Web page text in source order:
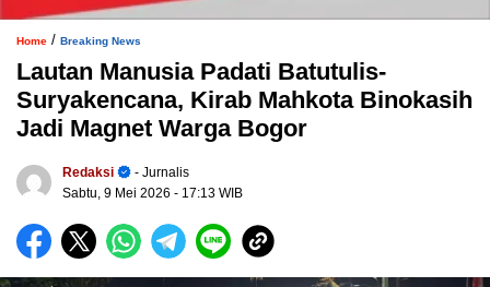
Home / Breaking News
Lautan Manusia Padati Batutulis-
Suryakencana, Kirab Mahkota Binokasih
Jadi Magnet Warga Bogor
Redaksi
- Jurnalis
Sabtu, 9 Mei 2026 - 17:13 WIB